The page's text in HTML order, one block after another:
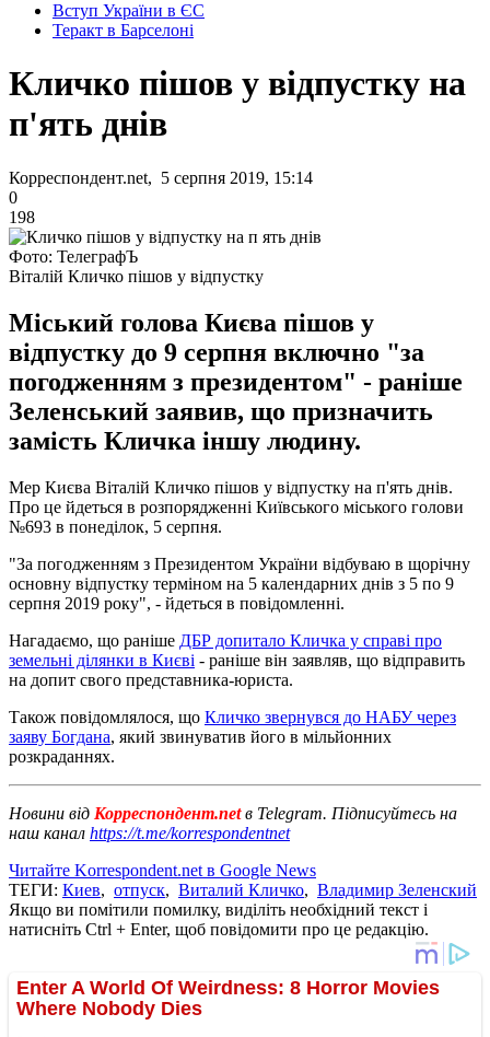
Вступ України в ЄС
Теракт в Барселоні
Кличко пішов у відпустку на
п'ять днів
Корреспондент.net, 5 серпня 2019, 15:14
0
198
Фото: ТелеграфЪ
Віталій Кличко пішов у відпустку
Міський голова Києва пішов у
відпустку до 9 серпня включно "за
погодженням з президентом" - раніше
Зеленський заявив, що призначить
замість Кличка іншу людину.
Мер Києва Віталій Кличко пішов у відпустку на п'ять днів.
Про це йдеться в розпорядженні Київського міського голови
№693 в понеділок, 5 серпня.
"За погодженням з Президентом України відбуваю в щорічну
основну відпустку терміном на 5 календарних днів з 5 по 9
серпня 2019 року", - йдеться в повідомленні.
Нагадаємо, що раніше ДБР допитало Кличка у справі про
земельні ділянки в Києві - раніше він заявляв, що відправить
на допит свого представника-юриста.
Також повідомлялося, що Кличко звернувся до НАБУ через
заяву Богдана, який звинуватив його в мільйонних
розкраданнях.
Новини від Корреспондент.netв Telegram. Підписуйтесь на
наш канал https://t.me/korrespondentnet
Читайте Korrespondent.net в Google News
ТЕГИ: Киев, отпуск, Виталий Кличко, Владимир Зеленский
Якщо ви помітили помилку, виділіть необхідний текст і
натисніть Ctrl + Enter, щоб повідомити про це редакцію.